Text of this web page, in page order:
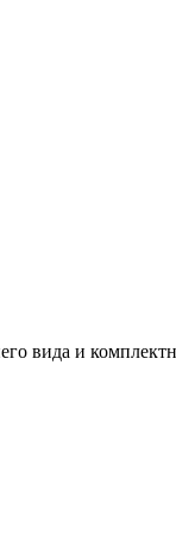
вида и